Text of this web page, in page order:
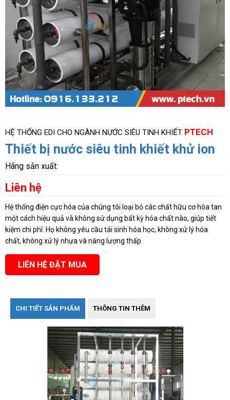
HỆ THỐNG EDI CHO NGÀNH NƯỚC SIÊU TINH KHIẾT PTECH
Thiết bị nước siêu tinh khiết khử ion
Hãng sản xuất:
Liên hệ
Hệ thống điện cực hóa của chúng tôi loại bỏ các chất hữu cơ hòa tan
một cách hiệu quả và không sử dụng bất kỳ hóa chất nào, giúp tiết
kiệm chi phí. Họ không yêu cầu tái sinh hóa học, không xử lý hóa
chất, không xử lý nhựa và năng lượng thấp
LIÊN HỆ ĐẶT MUA
CHI TIẾT SẢN PHẨM THÔNG TIN THÊM